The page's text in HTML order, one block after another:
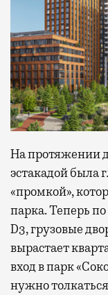
На протяжении
эстакадой была
«промкой»,
парка. Теперь
D3, грузовые
вырастает
вход в парк
нужно